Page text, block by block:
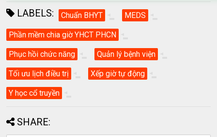
LABELS: Chuẩn BHYT MEDS
Phần mềm chia giờ YHCT PHCN
Phục hồi chức năng Quản lý bệnh viện
Tối ưu lịch điều trị Xếp giờ tự động
Y học cổ truyền
SHARE: